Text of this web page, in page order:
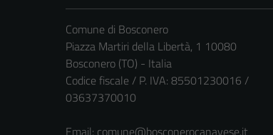
Comune di Bosconero
Piazza Martiri della Libertà, 1 10080
Bosconero (TO) - Italia
Codice fiscale / P. IVA: 85501230016 /
03637370010